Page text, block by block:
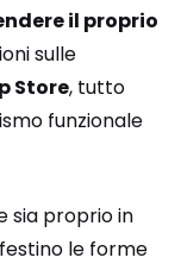
il proprio
sulle
Store, tutto
funzionale
sia proprio in
le forme